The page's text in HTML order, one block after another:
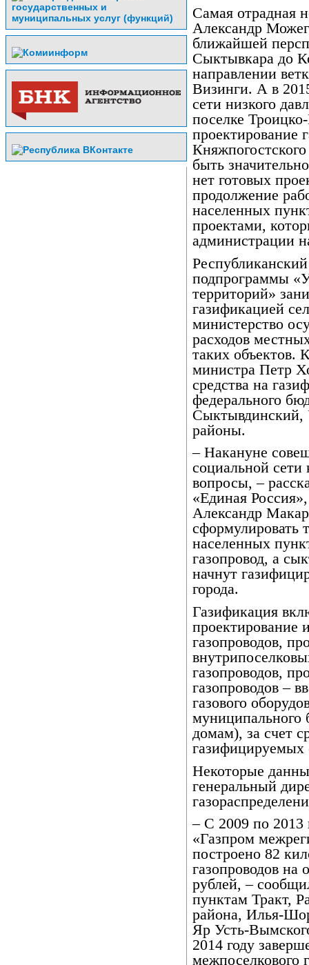
Самая отрадная
Александр
ближайшей
Сыктывкара до
направлении
Визинги. А в
сети низкого
поселке
проектирование
быть
нет готовых
продолжение
населенных
проектами,
администрации
подпрограммы
территорий»
газификацией
министерство
расходов
таких объектов.
министра Петр
средства на
федерального
Сыктывдинский,
районы.
– Накануне
социальной сети
вопросы, –
«Единая
Александр
сформулировать
населенных
газопровод, а
начнут
города.
Газификация
проектирование
газопроводов,
газопроводов,
газопроводов –
газового
домам), за счет
газифицируемых
Некоторые
генеральный
– С 2009 по
«Газпром
построено 82
газопроводов
рублей, –
пунктам Тракт,
района, Илья-
Яр Усть-
2014 году
межпоселкового